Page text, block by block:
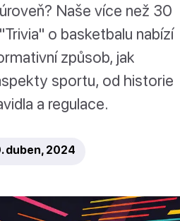
Naše více než 30
o basketbalu nabízí
způsob, jak
sportu, od historie
a regulace.
2024